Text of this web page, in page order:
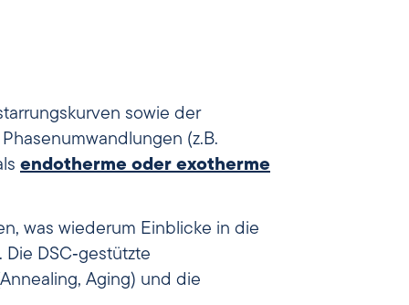
sowie der
(z.B.
endotherme oder exotherme
was wiederum Einblicke in die
DSC‑gestützte
Aging) und die